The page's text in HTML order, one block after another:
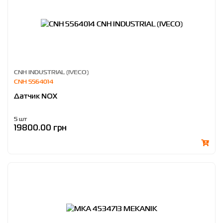
CNH INDUSTRIAL (IVECO)
CNH 5564014
Датчик NOX
5 шт
19800.00 грн